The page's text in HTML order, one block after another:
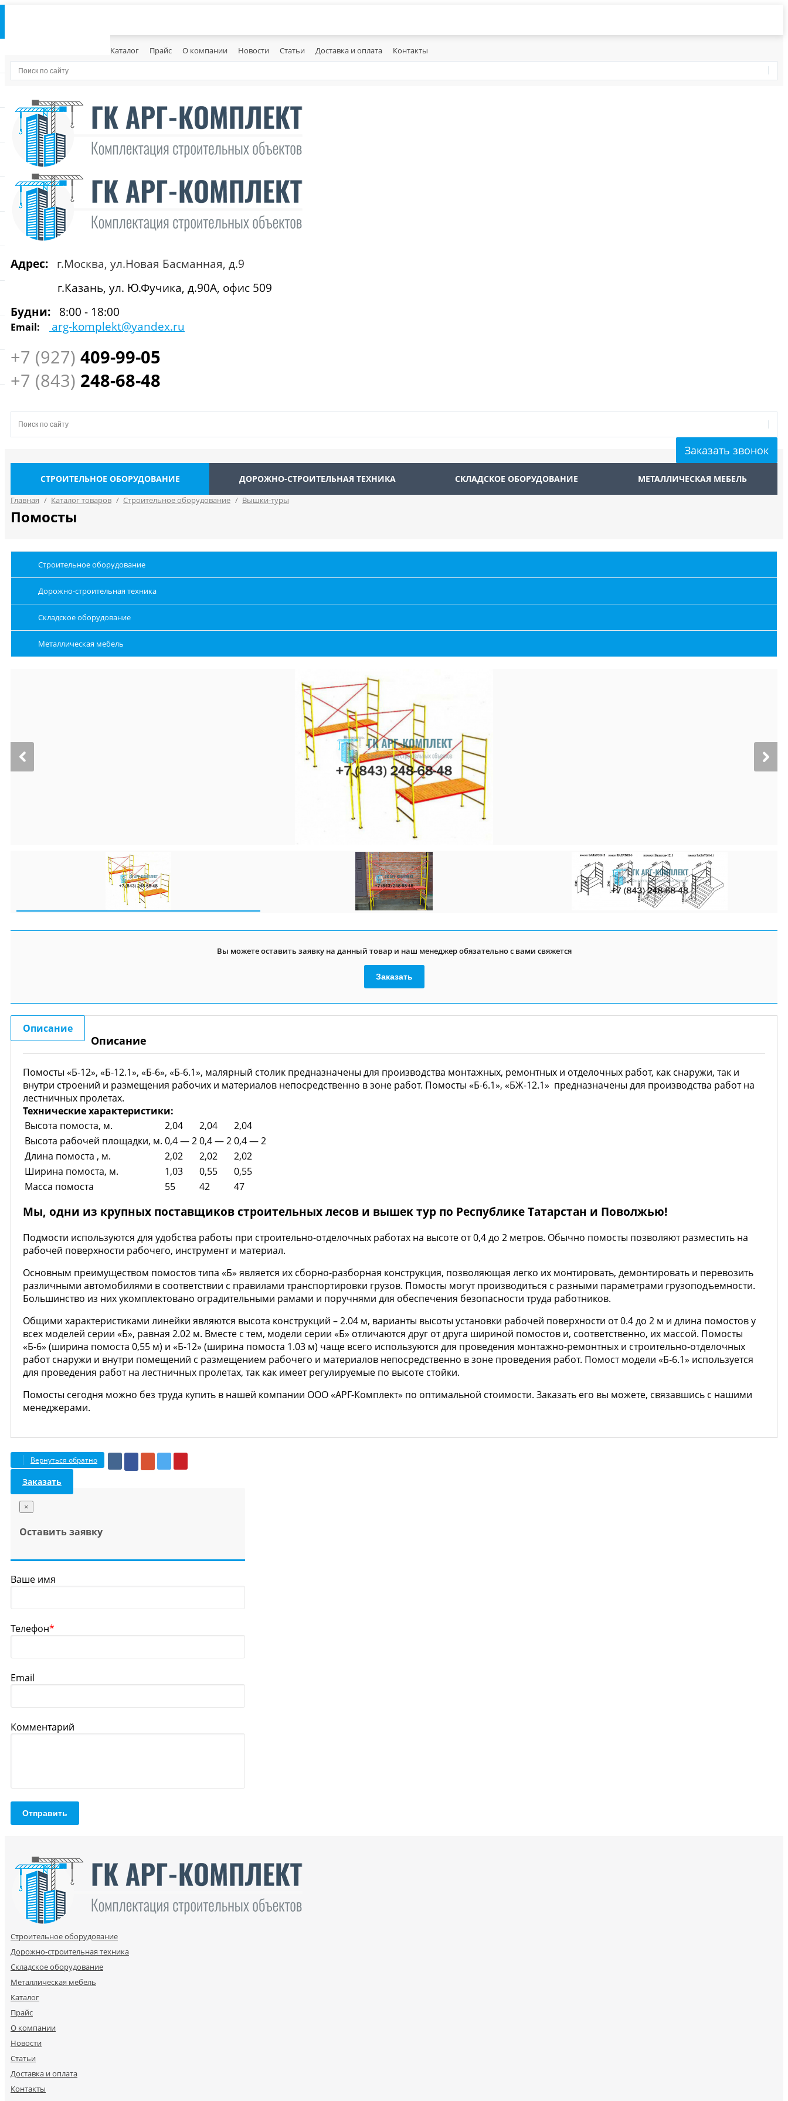
Каталог Прайс О компании Новости Статьи Доставка и оплата Контакты
Адрес:
г.Москва, ул.Новая Басманная, д.9
г.Казань, ул. Ю.Фучика, д.90А, офис 509
Будни:
8:00 - 18:00
Email: arg-komplekt@yandex.ru
+7 (927) 409-99-05
+7 (843) 248-68-48
Заказать звонок
СТРОИТЕЛЬНОЕ ОБОРУДОВАНИЕ ДОРОЖНО-СТРОИТЕЛЬНАЯ ТЕХНИКА СКЛАДСКОЕ ОБОРУДОВАНИЕ МЕТАЛЛИЧЕСКАЯ МЕБЕЛЬ
Главная / Каталог товаров / Строительное оборудование / Вышки-туры
Помосты
Строительное оборудование
Дорожно-строительная техника
Складское оборудование
Металлическая мебель
Вы можете оставить заявку на данный товар и наш менеджер обязательно с вами свяжется
Заказать
Описание
Описание
Помосты «Б-12», «Б-12.1», «Б-6», «Б-6.1», малярный столик предназначены для производства монтажных, ремонтных и отделочных работ, как снаружи, так и
внутри строений и размещения рабочих и материалов непосредственно в зоне работ. Помосты «Б-6.1», «БЖ-12.1» предназначены для производства работ на
лестничных пролетах.
Технические характеристики:
Высота помоста, м.
2,04 2,04
2,04
Высота рабочей площадки, м. 0,4 — 20,4 — 20,4 — 2
Длина помоста , м.
2,02 2,02
2,02
Ширина помоста, м.
1,03 0,55
0,55
Масса помоста
55 42 47
Мы, одни из крупных поставщиков строительных лесов и вышек тур по Республике Татарстан и Поволжью!
Подмости используются для удобства работы при строительно-отделочных работах на высоте от 0,4 до 2 метров. Обычно помосты позволяют разместить на
рабочей поверхности рабочего, инструмент и материал.
Основным преимуществом помостов типа «Б» является их сборно-разборная конструкция, позволяющая легко их монтировать, демонтировать и перевозить
различными автомобилями в соответствии с правилами транспортировки грузов. Помосты могут производиться с разными параметрами грузоподъемности.
Большинство из них укомплектовано оградительными рамами и поручнями для обеспечения безопасности труда работников.
Общими характеристиками линейки являются высота конструкций – 2.04 м, варианты высоты установки рабочей поверхности от 0.4 до 2 м и длина помостов у
всех моделей серии «Б», равная 2.02 м. Вместе с тем, модели серии «Б» отличаются друг от друга шириной помостов и, соответственно, их массой. Помосты
«Б-6» (ширина помоста 0,55 м) и «Б-12» (ширина помоста 1.03 м) чаще всего используются для проведения монтажно-ремонтных и строительно-отделочных
работ снаружи и внутри помещений с размещением рабочего и материалов непосредственно в зоне проведения работ. Помост модели «Б-6.1» используется
для проведения работ на лестничных пролетах, так как имеет регулируемые по высоте стойки.
Помосты сегодня можно без труда купить в нашей компании ООО «АРГ-Комплект» по оптимальной стоимости. Заказать его вы можете, связавшись с нашими
менеджерами.
Вернуться обратно
Заказать
×
Оставить заявку
Ваше имя
Телефон*
Email
Комментарий
Отправить
Строительное оборудование
Дорожно-строительная техника
Складское оборудование
Металлическая мебель
Каталог
Прайс
О компании
Новости
Статьи
Доставка и оплата
Контакты